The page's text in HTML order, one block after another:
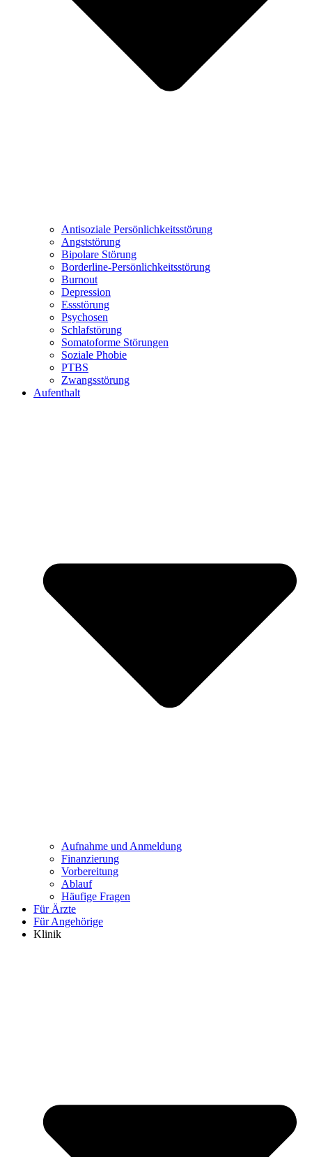
Antisoziale Persönlichkeitsstörung
Angststörung
Bipolare Störung
Borderline-Persönlichkeitsstörung
Burnout
Depression
Essstörung
Psychosen
Schlafstörung
Somatoforme Störungen
Soziale Phobie
PTBS
Zwangsstörung
Aufenthalt
Aufnahme und Anmeldung
Finanzierung
Vorbereitung
Ablauf
Häufige Fragen
Für Ärzte
Für Angehörige
Klinik